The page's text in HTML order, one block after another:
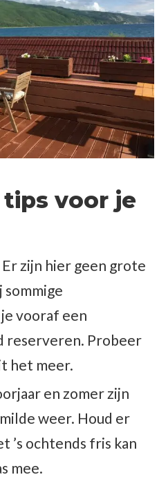
voor je
Er zijn hier geen grote
sommige
vooraf een
reserveren. Probeer
het meer.
en zomer zijn
weer. Houd er
’s ochtends fris kan
mee.